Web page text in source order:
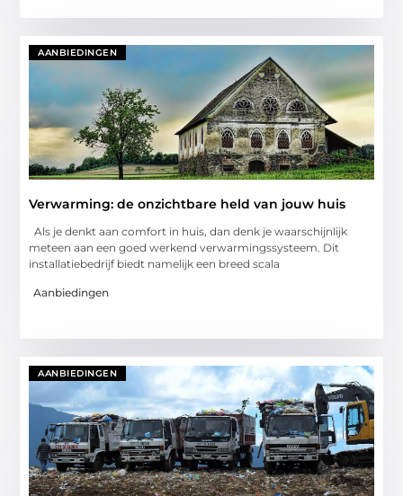
AANBIEDINGEN
Verwarming: de onzichtbare held van jouw huis
Als je denkt aan comfort in huis, dan denk je waarschijnlijk
meteen aan een goed werkend verwarmingssysteem. Dit
installatiebedrijf biedt namelijk een breed scala
Aanbiedingen
AANBIEDINGEN